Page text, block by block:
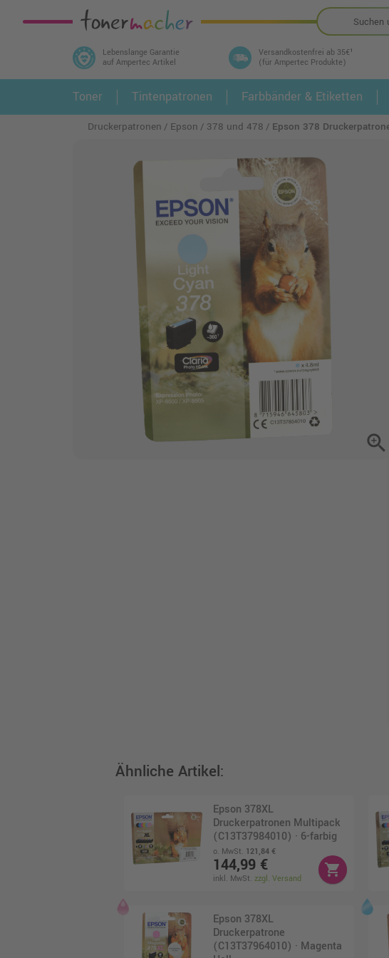
Lebenslange Garantie
auf Ampertec Artikel
Versandkostenfrei ab 35€¹
(für Ampertec Produkte)
In 3 einfachen Schritten ihr Druckermodell
und alle dazu passenden Artikel finden ➤ 1.
Toner Tintenpatronen Farbbänder & Etiketten
Druckerpatronen Epson 378 und 478 Epson 378
zoom_in
Ähnliche Artikel:
Epson 378XL
Druckerpatronen Multipack
(C13T37984010) · 6-farbig
o. MwSt. 121,84 €
144,99 €
inkl. MwSt. zzgl. Versand
shopping_cart
Epson 378XL
Druckerpatrone
(C13T37964010) · Magenta